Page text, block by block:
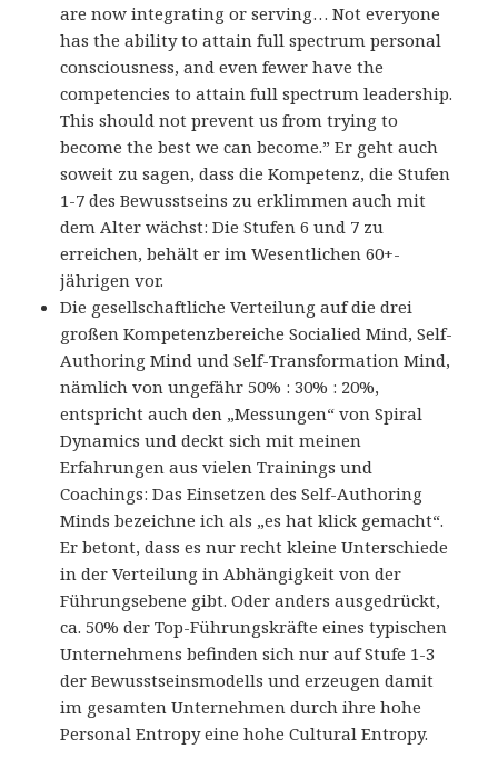
are now integrating or serving… Not everyone
has the ability to attain full spectrum personal
consciousness, and even fewer have the
competencies to attain full spectrum leadership.
This should not prevent us from trying to
become the best we can become.” Er geht auch
soweit zu sagen, dass die Kompetenz, die Stufen
1-7 des Bewusstseins zu erklimmen auch mit
dem Alter wächst: Die Stufen 6 und 7 zu
erreichen, behält er im Wesentlichen 60+-
jährigen vor.
Die gesellschaftliche Verteilung auf die drei
großen Kompetenzbereiche Socialied Mind, Self-
Authoring Mind und Self-Transformation Mind,
nämlich von ungefähr 50% : 30% : 20%,
entspricht auch den „Messungen“ von Spiral
Dynamics und deckt sich mit meinen
Erfahrungen aus vielen Trainings und
Coachings: Das Einsetzen des Self-Authoring
Minds bezeichne ich als „es hat klick gemacht“.
Er betont, dass es nur recht kleine Unterschiede
in der Verteilung in Abhängigkeit von der
Führungsebene gibt. Oder anders ausgedrückt,
ca. 50% der Top-Führungskräfte eines typischen
Unternehmens befinden sich nur auf Stufe 1-3
der Bewusstseinsmodells und erzeugen damit
im gesamten Unternehmen durch ihre hohe
Personal Entropy eine hohe Cultural Entropy.